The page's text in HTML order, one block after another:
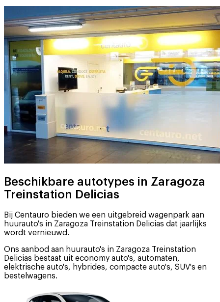
Beschikbare autotypes in Zaragoza
Treinstation Delicias
Bij Centauro bieden we een uitgebreid wagenpark aan
huurauto's in Zaragoza Treinstation Delicias dat jaarlijks
wordt vernieuwd.
Ons aanbod aan huurauto's in Zaragoza Treinstation
Delicias bestaat uit economy auto's, automaten,
elektrische auto's, hybrides, compacte auto's, SUV's en
bestelwagens.